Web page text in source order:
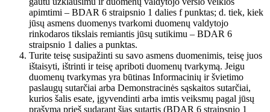
apimtimi – BDAR 6 straipsnio 1 dalies f punktas; d. tiek, kiek
jūsų asmens duomenys tvarkomi duomenų valdytojo
rinkodaros tikslais remiantis jūsų sutikimu – BDAR 6
straipsnio 1 dalies a punktas.
Turite teisę susipažinti su savo asmens duomenimis, teisę juos
ištaisyti, ištrinti ir teisę apriboti duomenų tvarkymą. Jeigu
duomenų tvarkymas yra būtinas Informacinių ir švietimo
paslaugų sutarčiai arba Demonstracinės sąskaitos sutarčiai,
kurios šalis esate, įgyvendinti arba imtis veiksmų pagal jūsų
prašymą prieš sudarant šias sutartis (BDAR 6 straipsnio 1